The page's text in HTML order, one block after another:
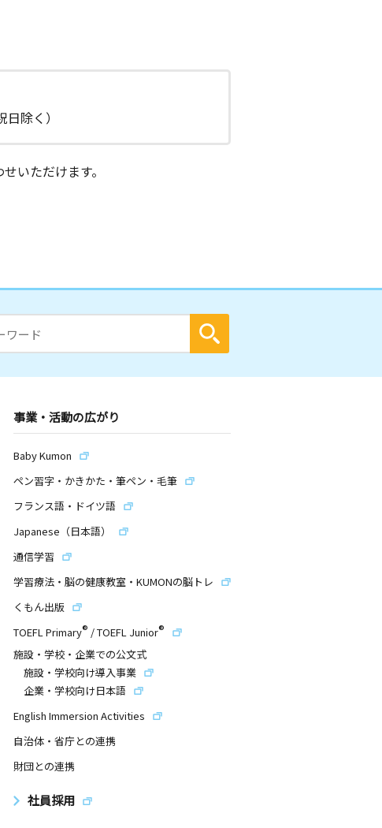
除く）
いただけます。
事業・活動の広がり
Baby Kumon
ペン習字・かきかた・筆ペン・毛筆
フランス語・ドイツ語
Japanese（日本語）
通信学習
学習療法・脳の健康教室・KUMONの脳トレ
くもん出版
TOEFL Primary® /TOEFL Junior®
施設・学校・企業での公文式
施設・学校向け導入事業
企業・学校向け日本語
English Immersion Activities
自治体・省庁との連携
財団との連携
社員採用